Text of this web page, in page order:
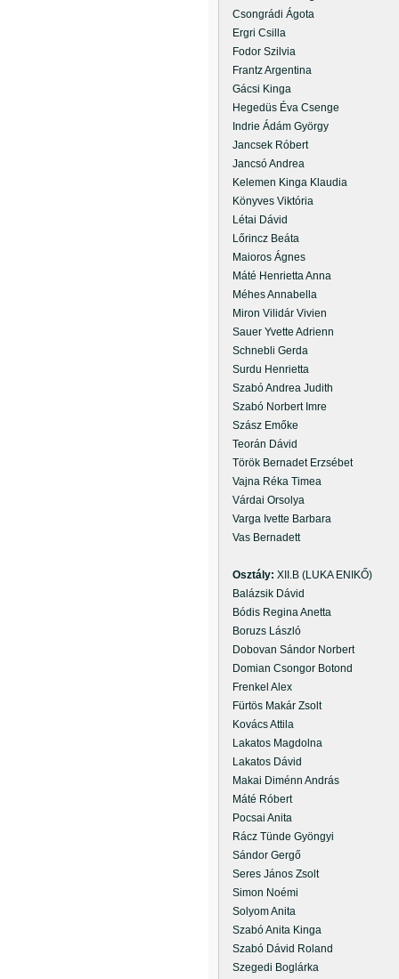
Csongrádi Ágota
Ergri Csilla
Fodor Szilvia
Frantz Argentina
Gácsi Kinga
Hegedüs Éva Csenge
Indrie Ádám György
Jancsek Róbert
Jancsó Andrea
Kelemen Kinga Klaudia
Könyves Viktória
Létai Dávid
Lőrincz Beáta
Maioros Ágnes
Máté Henrietta Anna
Méhes Annabella
Miron Vilidár Vivien
Sauer Yvette Adrienn
Schnebli Gerda
Surdu Henrietta
Szabó Andrea Judith
Szabó Norbert Imre
Szász Emőke
Teorán Dávid
Török Bernadet Erzsébet
Vajna Réka Timea
Várdai Orsolya
Varga Ivette Barbara
Vas Bernadett
Osztály: XII.B (LUKA ENIKŐ)
Balázsik Dávid
Bódis Regina Anetta
Boruzs László
Dobovan Sándor Norbert
Domian Csongor Botond
Frenkel Alex
Fürtös Makár Zsolt
Kovács Attila
Lakatos Magdolna
Lakatos Dávid
Makai Diménn András
Máté Róbert
Pocsai Anita
Rácz Tünde Gyöngyi
Sándor Gergő
Seres János Zsolt
Simon Noémi
Solyom Anita
Szabó Anita Kinga
Szabó Dávid Roland
Szegedi Boglárka